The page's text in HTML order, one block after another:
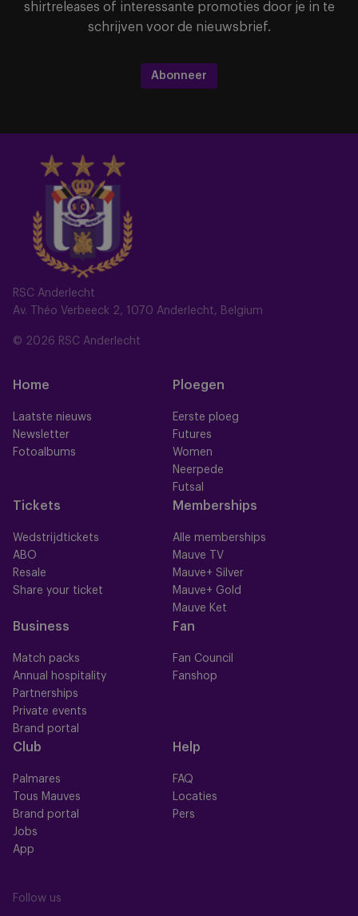
RSC Anderlecht
Av. Théo Verbeeck 2, 1070 Anderlecht, Belgium
© 2026 RSC Anderlecht
Home
Laatste nieuws
Newsletter
Fotoalbums
Ploegen
Eerste ploeg
Futures
Women
Neerpede
Futsal
Tickets
Wedstrijdtickets
ABO
Resale
Share your ticket
Memberships
Alle memberships
Mauve TV
Mauve+ Silver
Mauve+ Gold
Mauve Ket
Business
Match packs
Annual hospitality
Partnerships
Private events
Brand portal
Fan
Fan Council
Fanshop
Club
Palmares
Tous Mauves
Brand portal
Jobs
App
Help
FAQ
Locaties
Pers
Follow us
shirtreleases of interessante promoties door je in te
schrijven voor de nieuwsbrief.
Abonneer